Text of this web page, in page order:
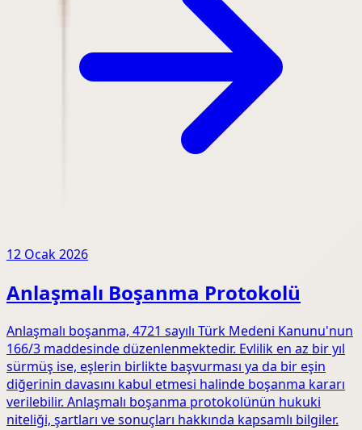
12 Ocak 2026
Anlaşmalı Boşanma Protokolü
Anlaşmalı boşanma, 4721 sayılı Türk Medeni Kanunu'nun
166/3 maddesinde düzenlenmektedir. Evlilik en az bir yıl
sürmüş ise, eşlerin birlikte başvurması ya da bir eşin
diğerinin davasını kabul etmesi halinde boşanma kararı
verilebilir. Anlaşmalı boşanma protokolünün hukuki
niteliği, şartları ve sonuçları hakkında kapsamlı bilgiler.